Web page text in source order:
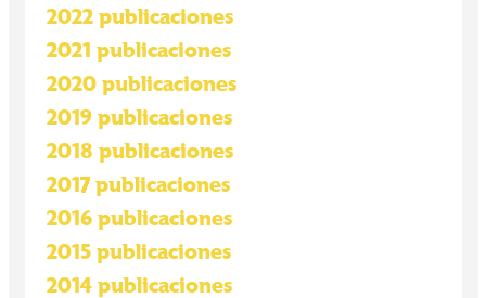
2022 publicaciones
2021 publicaciones
2020 publicaciones
2019 publicaciones
2018 publicaciones
2017 publicaciones
2016 publicaciones
2015 publicaciones
2014 publicaciones